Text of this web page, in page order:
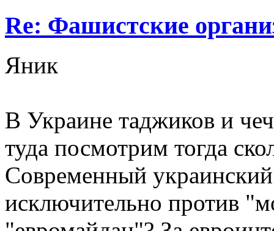
Re: Фашистские
Яник
В Украине таджиков и
туда посмотрим тогда
Современный
исключительно против